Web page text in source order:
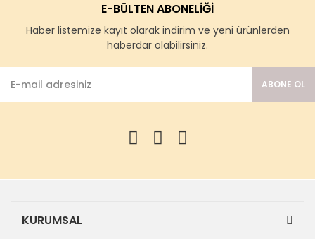
E-BÜLTEN ABONELİĞİ
Haber listemize kayıt olarak indirim ve yeni ürünlerden
haberdar olabilirsiniz.
ABONE OL
KURUMSAL